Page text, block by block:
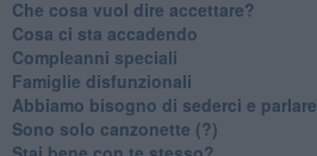
​Che cosa vuol dire accettare?
​Cosa ci sta accadendo
​Compleanni speciali
​Famiglie disfunzionali
​Abbiamo bisogno di sederci e parlare
Sono solo canzonette (?)